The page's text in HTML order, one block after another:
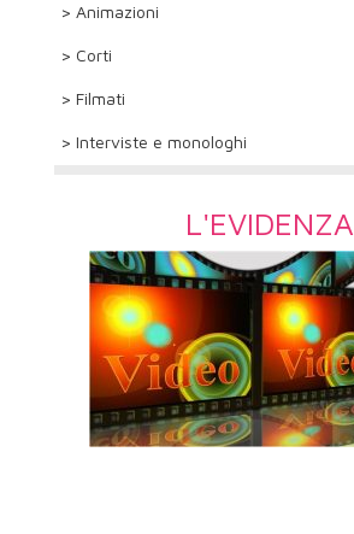
> Animazioni
> Corti
> Filmati
> Interviste e monologhi
L'EVIDENZA